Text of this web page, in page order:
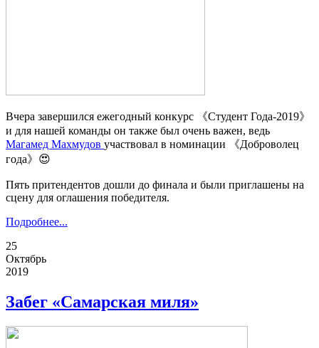
Вчера завершился ежегодный конкурс 《Студент Года-2019》
и для нашей команды он также был очень важен, ведь
Магамед Махмудов участвовал в номинации 《Доброволец
года》😍
Пять притендентов дошли до финала и были приглашены на
сцену для оглашения победителя.
Подробнее...
25
Октябрь
2019
Забег «Самарская миля»